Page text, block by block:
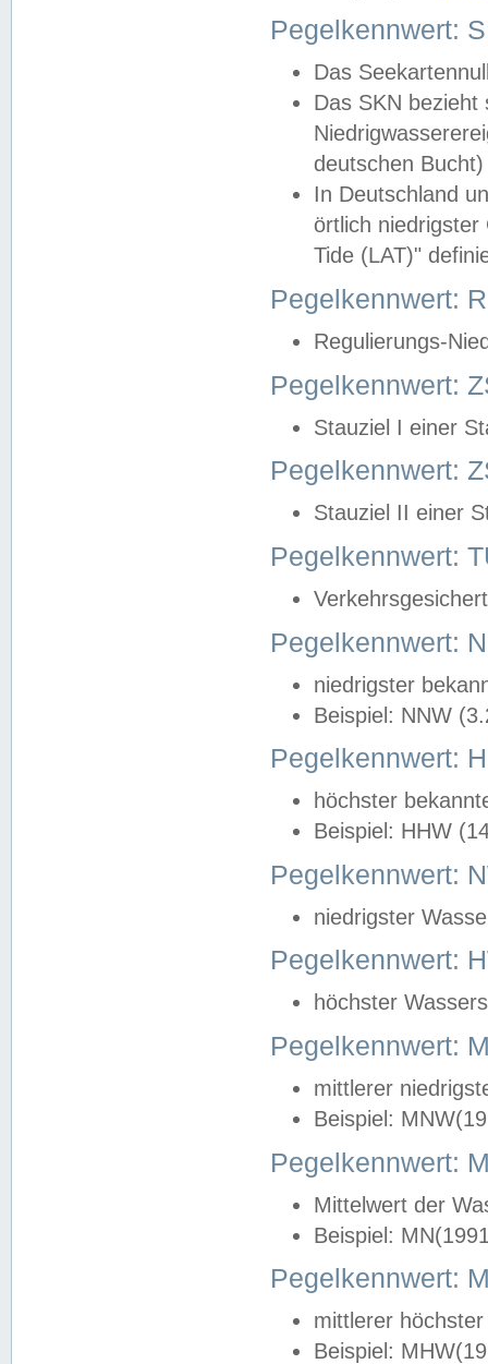
Pegelkennwert:
Das
Das SKN
deutschen
In Deutschland
örtlich
Tide (LAT)"
Pegelkennwert:
Regulierungs-
Pegelkennwert:
Stauziel I einer
Pegelkennwert:
Stauziel II einer
Pegelkennwert:
Pegelkennwert:
niedrigster
Beispiel: NNW
Pegelkennwert:
höchster
Beispiel: HHW
Pegelkennwert:
niedrigster
Pegelkennwert:
höchster
Pegelkennwert:
mittlerer
Beispiel:
Pegelkennwert:
Mittelwert der
Beispiel:
Pegelkennwert:
mittlerer
Beispiel: